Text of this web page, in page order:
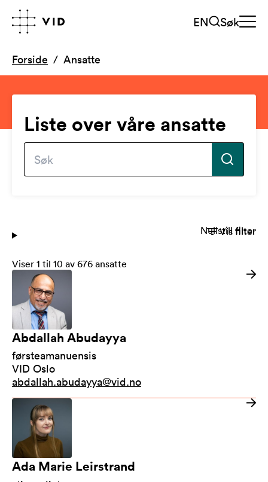
EN Søk
Forside Ansatte
Liste over våre ansatte
Vis filter
Nullstill filter
Viser 1 til 10 av 676 ansatte
Abdallah Abudayya
førsteamanuensis
VID Oslo
abdallah.abudayya@vid.no
Ada Marie Leirstrand